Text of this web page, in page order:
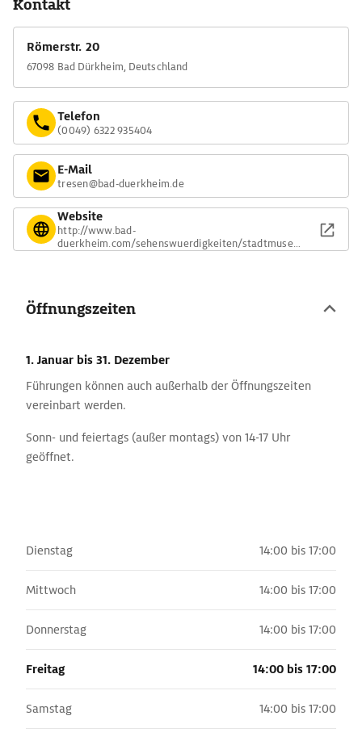
Kontakt
Römerstr. 20
67098 Bad Dürkheim, Deutschland
Telefon
(0049) 6322 935404
E-Mail
tresen@bad-duerkheim.de
Website
http://www.bad-
duerkheim.com/sehenswuerdigkeiten/stadtmuseu
Öffnungszeiten
1. Januar bis 31. Dezember
Führungen können auch außerhalb der Öffnungszeiten
vereinbart werden.
Sonn- und feiertags (außer montags) von 14-17 Uhr
geöffnet.
Dienstag 14:00 bis 17:00
Mittwoch 14:00 bis 17:00
Donnerstag 14:00 bis 17:00
Freitag 14:00 bis 17:00
Samstag 14:00 bis 17:00